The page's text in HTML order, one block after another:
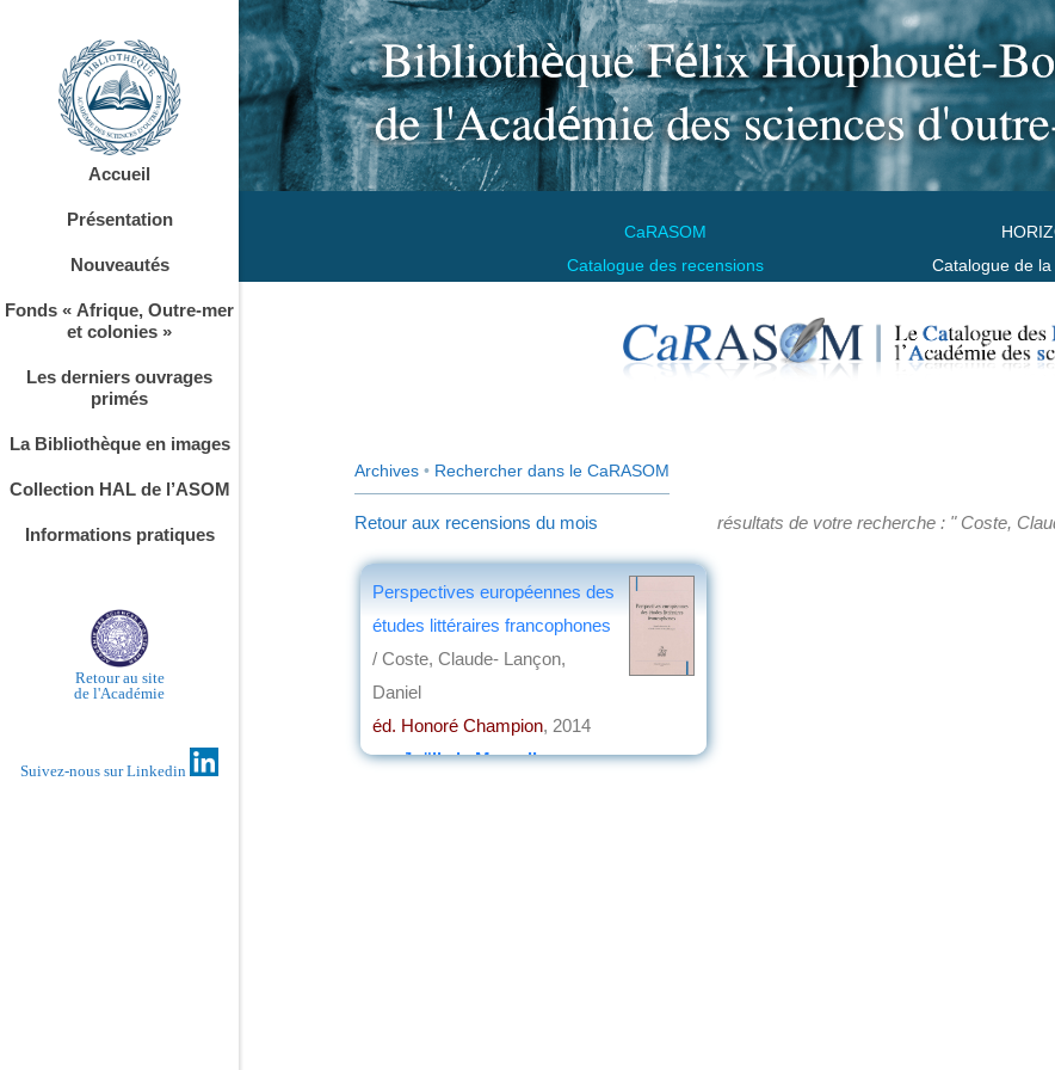
CaRASOM
Catalogue des recensions
Catalogue de
Accueil
Présentation
Nouveautés
Fonds « Afrique, Outre-mer
et colonies »
Les derniers ouvrages
primés
La Bibliothèque en images
Collection HAL de l’ASOM
Informations pratiques
Retour au site
de l'Académie
Suivez-nous sur Linkedin
Archives • Rechercher dans le CaRASOM
Retour aux recensions du mois résultats de votre recherche : " Coste,
Perspectives européennes des
études littéraires francophones
/ Coste, Claude- Lançon,
Daniel
éd. Honoré Champion, 2014
parJoëlle le Morzellec